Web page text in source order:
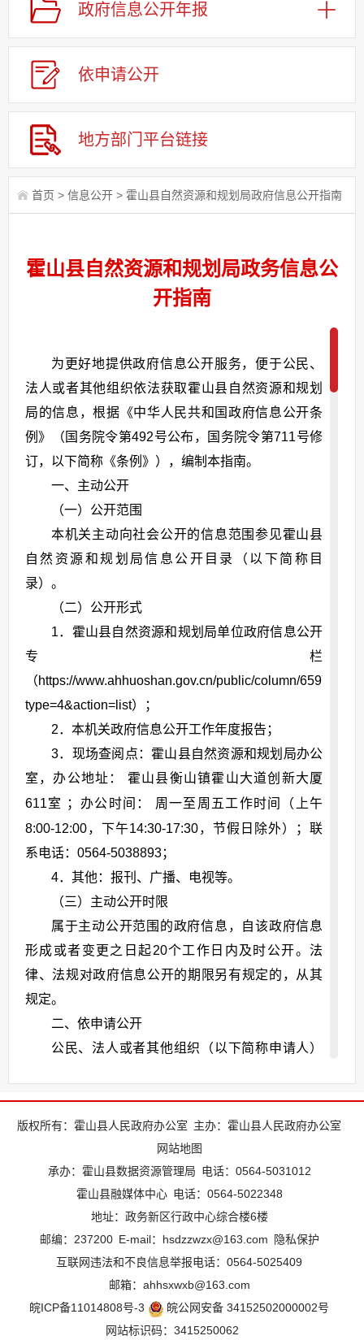
政府信息公开年报
依申请公开
地方部门平台链接
首页 > 信息公开 > 霍山县自然资源和规划局政府信息公开指南
霍山县自然资源和规划局政务信息公
开指南
为更好地提供政府信息公开服务，便于公民、
法人或者其他组织依法获取霍山县自然资源和规划
局的信息，根据《中华人民共和国政府信息公开条
例》（国务院令第492号公布，国务院令第711号修
订，以下简称《条例》），编制本指南。
一、主动公开
（一）公开范围
本机关主动向社会公开的信息范围参见霍山县
自然资源和规划局信息公开目录（以下简称目
录）。
（二）公开形式
1．霍山县自然资源和规划局单位政府信息公开
专栏
（https://www.ahhuoshan.gov.cn/public/column/6597871?
type=4&action=list）；
2．本机关政府信息公开工作年度报告；
3．现场查阅点：霍山县自然资源和规划局办公
室，办公地址：
霍山县衡山镇霍山大道创新大厦
611室
；办公时间： 周一至周五工作时间（上午
8:00-12:00，下午14:30-17:30，节假日除外）；联
系电话：0564-5038893；
4．其他：报刊、广播、电视等。
（三）主动公开时限
属于主动公开范围的政府信息，自该政府信息
形成或者变更之日起20个工作日内及时公开。法
律、法规对政府信息公开的期限另有规定的，从其
规定。
二、依申请公开
公民、法人或者其他组织（以下简称申请人）
府信息。本机关在公开政府信息前，将依照《中华
人民共和国保守国家秘密法》以及其他法律、法规
和国家有关规定对拟公开的政府信息进行审查。
（一）受理机构
本机关信息公开申请受理机构：霍山县自然资
源和规划局办公室；办公（邮寄）地址：
山镇霍山大道创新大厦611室 ；办公时间：法定工
作日8点-12点，14点30分-17点30分；联系电话：
0564-5038893，传真号码：0564-5022118；邮政
编码：237200。
版权所有：霍山县人民政府办公室 主办：霍山县人民政府办公室
网站地图
承办：霍山县数据资源管理局 电话：0564-5031012
霍山县融媒体中心 电话：0564-5022348
地址：政务新区行政中心综合楼6楼
邮编：237200 E-mail：hsdzzwzx@163.com
隐私保护
互联网违法和不良信息举报电话：0564-5025409
邮箱：ahhsxwxb@163.com
皖ICP备11014808号-3
皖公网安备 34152502000002号
网站标识码：3415250062